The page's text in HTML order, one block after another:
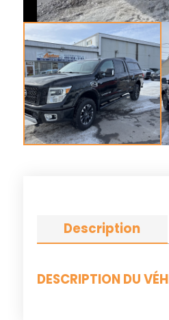
Description
DESCRIPTION DU